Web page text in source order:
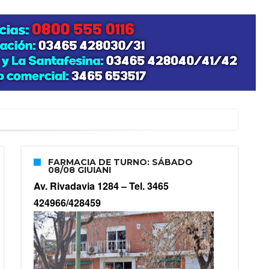
su nacimiento
FARMACIA DE TURNO: SÁBADO
08/08 GIUIANI
Av. Rivadavia 1284 –Tel. 3465
424966/428459